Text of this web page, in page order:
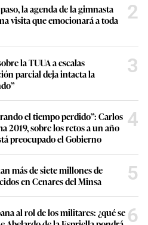
la agenda de la gimnasta
visita que emocionará a toda
2
la TUUA a escalas
parcial deja intacta la
3
el tiempo perdido”: Carlos
2019, sobre los retos a un año
preocupado el Gobierno
4
más de siete millones de
en Cenares del Minsa
5
al rol de los militares: ¿qué se 6